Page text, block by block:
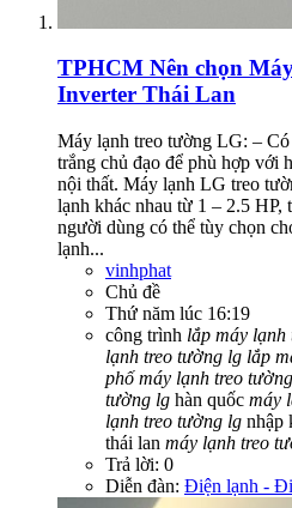
TPHCM Nên chọn
Inverter Thái Lan
Máy lạnh treo tường LG: –
trắng chủ đạo để phù hợp với
nội thất. Máy lạnh LG treo
lạnh khác nhau từ 1 – 2.5 HP,
người dùng có thể tùy chọn
lạnh...
vinhphat
Chủ đề
Thứ năm lúc 16:19
công trình lắp máy lạnh
lạnh treo tường lg lắp
phố máy lạnh treo tường
tường lg hàn quốc máy
lạnh treo tường lg nhập
thái lan máy lạnh treo
Trả lời: 0
Diễn đàn: Điện lạnh -